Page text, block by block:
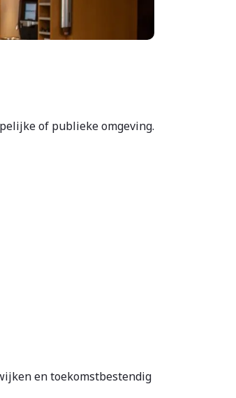
of publieke omgeving.
en toekomstbestendig